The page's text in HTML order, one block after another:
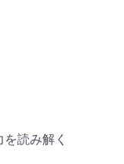
読み解く